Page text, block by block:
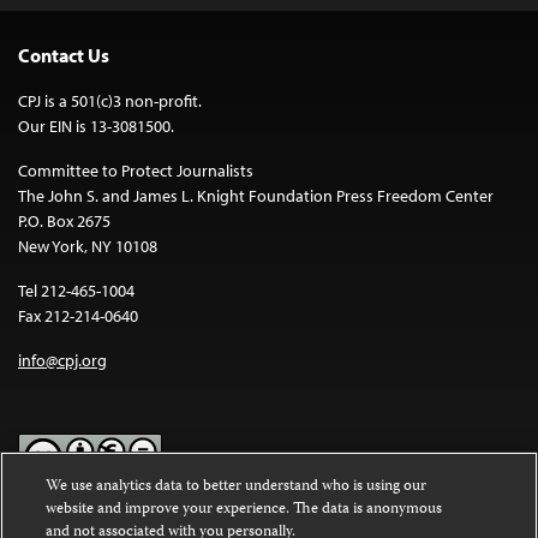
Contact Us
CPJ is a 501(c)3 non-profit.
Our EIN is 13-3081500.
Committee to Protect Journalists
The John S. and James L. Knight Foundation Press Freedom Center
P.O. Box 2675
New York, NY 10108
Tel 212-465-1004
Fax 212-214-0640
info@cpj.org
Except where noted, text on this website is licensed under a
We use analytics data to better understand who is using our
website and improve your experience. The data is anonymous
and not associated with you personally.